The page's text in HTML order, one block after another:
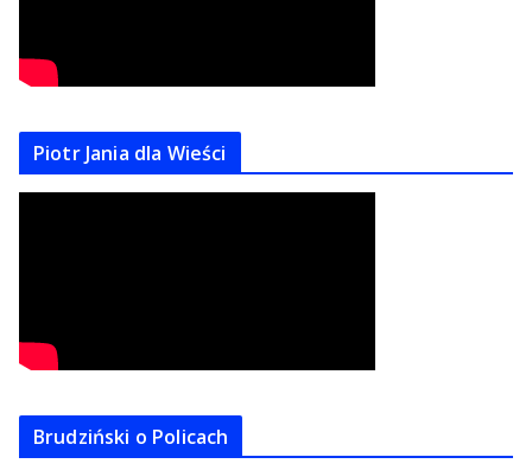
Piotr Jania dla Wieści
Brudziński o Policach